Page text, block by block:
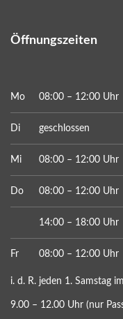
Öffnungszeiten
Mo 08:00 – 12:00 Uhr
Di geschlossen
Mi 08:00 – 12:00 Uhr
Do 08:00 – 12:00 Uhr
14:00 – 18:00 Uhr
Fr 08:00 – 12:00 Uhr
i. d. R. jeden 1. Samstag
9.00 – 12.00 Uhr (nur